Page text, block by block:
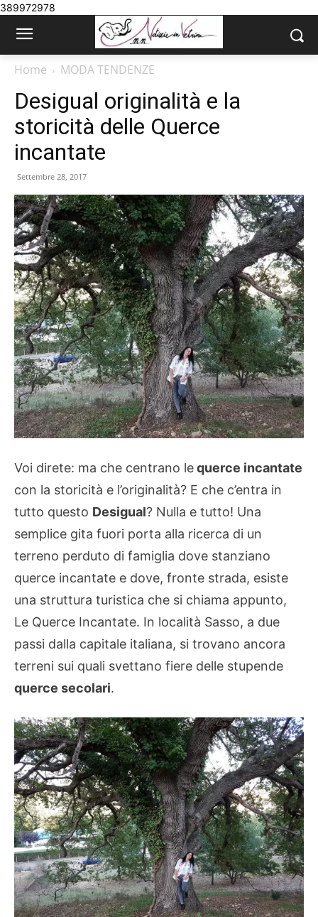
389972978
Home MODA TENDENZE
Desigual originalità e la
storicità delle Querce
incantate
Settembre 28, 2017
Voi direte: ma che centrano lequerce incantate
con la storicità e l’originalità? E che c’entra in
tutto questo Desigual? Nulla e tutto! Una
semplice gita fuori porta alla ricerca di un
terreno perduto di famiglia dove stanziano
querce incantate e dove, fronte strada, esiste
una struttura turistica che si chiama appunto,
Le Querce Incantate. In località Sasso, a due
passi dalla capitale italiana, si trovano ancora
terreni sui quali svettano fiere delle stupende
querce secolari.